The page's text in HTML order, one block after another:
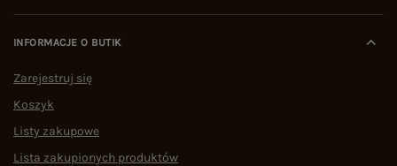
INFORMACJE O BUTIK
Zarejestruj się
Koszyk
Listy zakupowe
Lista zakupionych produktów